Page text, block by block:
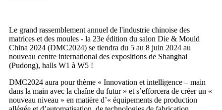
Le grand rassemblement annuel de l'industrie chinoise des
matrices et des moules - la 23e édition du salon Die & Mould
China 2024 (DMC2024) se tiendra du 5 au 8 juin 2024 au
nouveau centre international des expositions de Shanghai
(Pudong), halls W1 à W5 !
DMC2024 aura pour thème « Innovation et intelligence – main
dans la main avec la chaîne du futur » et s’efforcera de créer un «
nouveau niveau » en matière d’« équipements de production